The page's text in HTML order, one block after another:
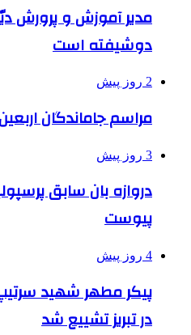
دوشیفته است
2 روز پیش
مراسم جاماندگان
3 روز پیش
دروازه بان سابق
پیوست
4 روز پیش
پیکر مطهر شهید
در تبریز تشییع شد